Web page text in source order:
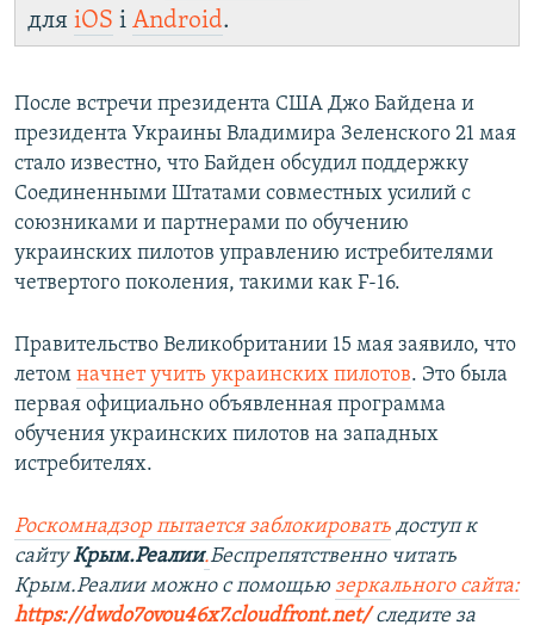
для iOS і Android.
После встречи президента США Джо Байдена и
президента Украины Владимира Зеленского 21 мая
стало известно, что Байден обсудил поддержку
Соединенными Штатами совместных усилий с
союзниками и партнерами по обучению
украинских пилотов управлению истребителями
четвертого поколения, такими как F-16.
Правительство Великобритании 15 мая заявило, что
летом начнет учить украинских пилотов. Это была
первая официально объявленная программа
обучения украинских пилотов на западных
истребителях.
Роскомнадзор пытается заблокировать доступ к
сайтуКрым.Реалии.Беспрепятственно читать
Крым.Реалии можно с помощью зеркального сайта:
https://dwdo7ovou46x7.cloudfront.net/ следите за